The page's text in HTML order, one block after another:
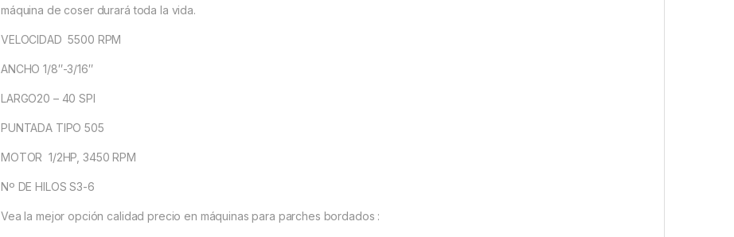
máquina de coser durará toda la vida.
VELOCIDAD 5500 RPM
ANCHO 1/8″-3/16″
LARGO20 – 40 SPI
PUNTADA TIPO 505
MOTOR 1/2HP, 3450 RPM
Nº DE HILOS S3-6
Vea la mejor opción calidad precio en máquinas para parches bordados :